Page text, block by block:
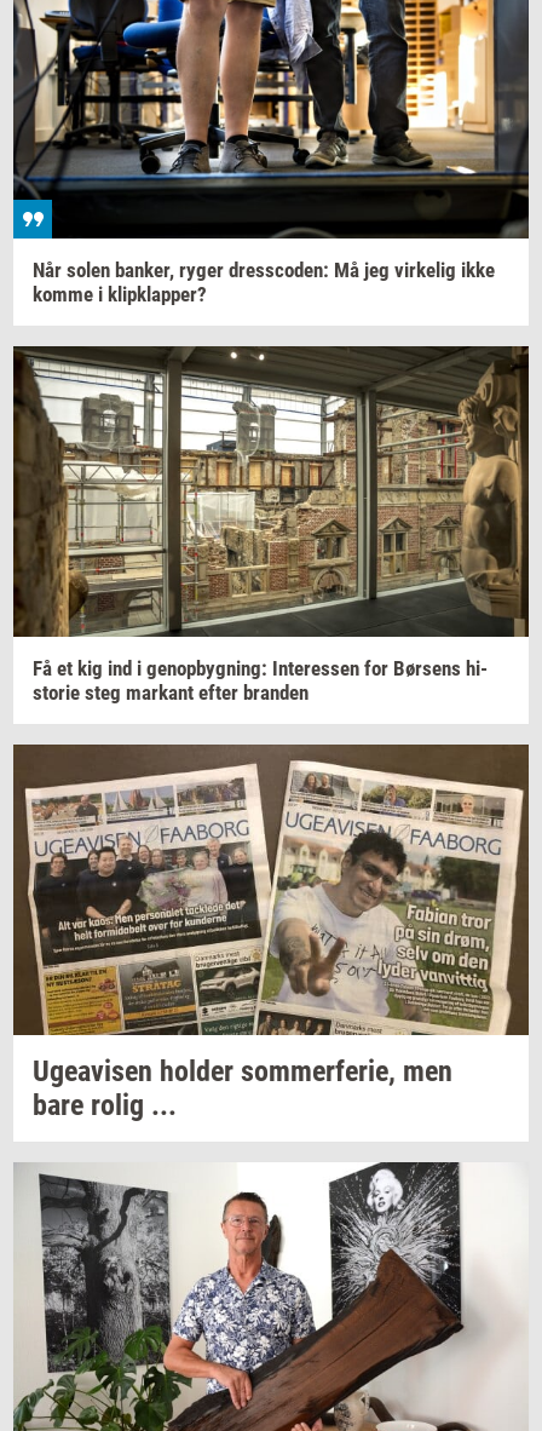
Når solen ban­ker, ryger dres­sco­den: Må jeg vir­ke­lig ikke
komme i klipklap­per?
Få et kig ind i genop­byg­ning: In­ter­es­sen for Bør­sens hi­
sto­rie steg mar­kant efter bran­den
Ugea­vi­sen hol­der som­mer­fe­rie, men
bare rolig ...